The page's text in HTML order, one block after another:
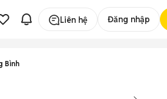
Liên hệ Đăng nhập
Bình